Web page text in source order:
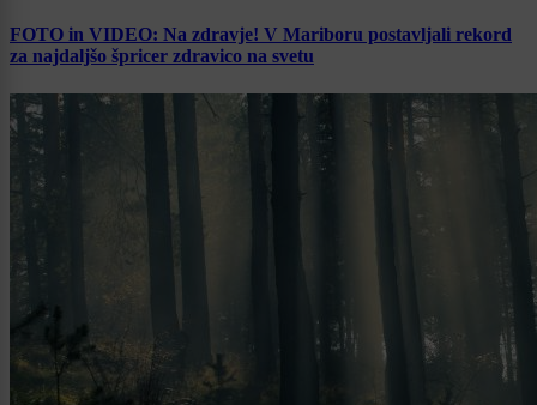
FOTO in VIDEO: Na zdravje! V Mariboru postavljali rekord
za najdaljšo špricer zdravico na svetu